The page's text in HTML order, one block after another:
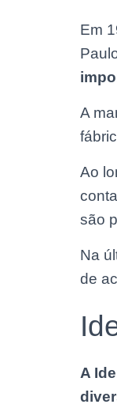
Em
A
Ao
são
Na
de
A